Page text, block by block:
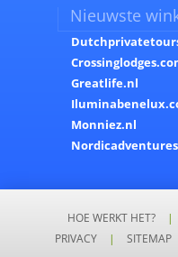
Nieuwste
Greatlife.nl
Monniez.nl
HOE WERKT HET? |
PRIVACY
| SITEMAP